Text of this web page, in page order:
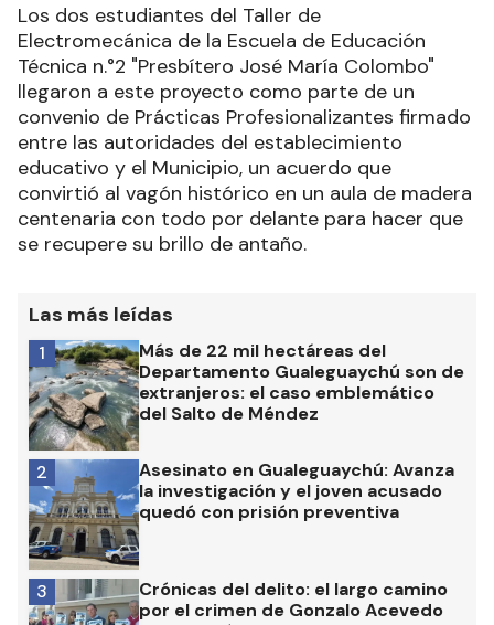
Los dos estudiantes del Taller de
Electromecánica de la Escuela de Educación
Técnica n.°2 "Presbítero José María Colombo"
llegaron a este proyecto como parte de un
convenio de Prácticas Profesionalizantes firmado
entre las autoridades del establecimiento
educativo y el Municipio, un acuerdo que
convirtió al vagón histórico en un aula de madera
centenaria con todo por delante para hacer que
se recupere su brillo de antaño.
Las más leídas
Más de 22 mil hectáreas del
Departamento Gualeguaychú son de
extranjeros: el caso emblemático
del Salto de Méndez
1
Asesinato en Gualeguaychú: Avanza
la investigación y el joven acusado
quedó con prisión preventiva
2
Crónicas del delito: el largo camino
por el crimen de Gonzalo Acevedo
3